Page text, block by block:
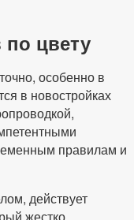
цвету
особенно в
в новостройках
правилам и
действует